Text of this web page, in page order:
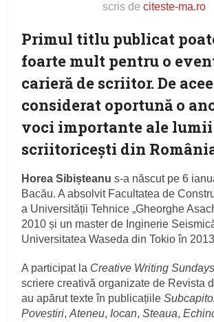
scris de citeste-ma.ro
Primul titlu publicat
foarte mult pentru o
carieră de scriitor. De
considerat oportună o
voci importante ale lumii
scriitoriceşti din
Horea Sibișteanus-a născut pe 6
Bacău. A absolvit Facultatea de
a Universității Tehnice „Gheorghe
2010 și un master de Inginerie
Universitatea Waseda din Tokio în
A participat la Creative Writing Sundays
scriere creativă organizate de Revista
au apărut texte în publicațiile
Povestiri,Ateneu, Iocan,Steaua,